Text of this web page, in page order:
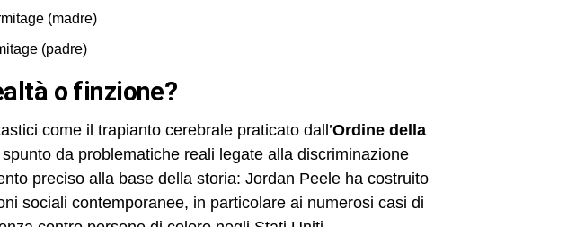
(madre)
(padre)
o finzione?
come il trapianto cerebrale praticato dall’Ordine della
da problematiche reali legate alla discriminazione
preciso alla base della storia: Jordan Peele ha costruito
sociali contemporanee, in particolare ai numerosi casi di